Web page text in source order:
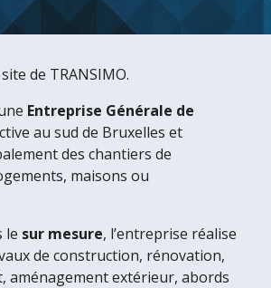
de TRANSIMO.
Entreprise Générale de
au sud de Bruxelles et
des chantiers de
maisons ou
le sur mesure, l’entreprise réalise
de construction, rénovation,
aménagement extérieur, abords